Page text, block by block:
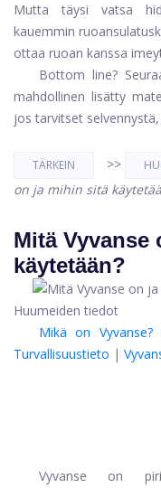
Mutta täysi vatsa
kauemmin
ottaa ruoan kanssa
Bottom line?
mahdollinen lisätty
jos tarvitset
TÄRKEIN >>
on ja mihin sitä
Mitä
käytetään?
Huumeiden tiedot
Mikä on Vyvanse?
Turvallisuustieto |
Vyvanse on